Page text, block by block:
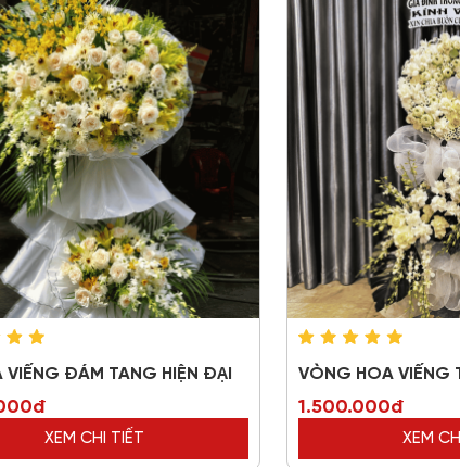
VIẾNG ĐÁM TANG HIỆN ĐẠI
XEM CHI TIẾT
VÒNG HOA VIẾNG
1.500.000đ
XEM